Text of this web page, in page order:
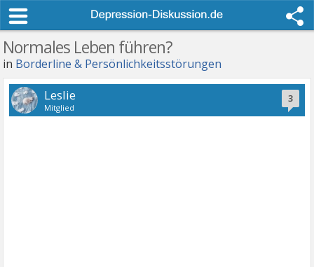
Normales Leben führen?
in Borderline & Persönlichkeitsstörungen
3
Leslie
Mitglied